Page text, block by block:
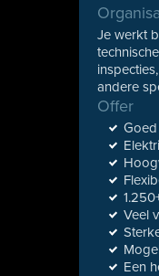
Je werkt
andere
Offer
Goed
Veel
Een